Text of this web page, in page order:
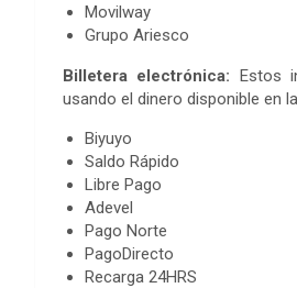
Movilway
Grupo Ariesco
Billetera electrónica: Estos
usando el dinero disponible en
Biyuyo
Saldo Rápido
Libre Pago
Adevel
Pago Norte
PagoDirecto
Recarga 24HRS